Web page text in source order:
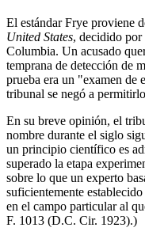
El estándar Frye proviene
United States, decidido
Columbia. Un acusado
temprana de detección de
prueba era un "examen de
tribunal se negó a
En su breve opinión, el
nombre durante el siglo
un principio científico es
superado la etapa
sobre lo que un experto
suficientemente
en el campo particular al
F. 1013 (D.C. Cir. 1923).)